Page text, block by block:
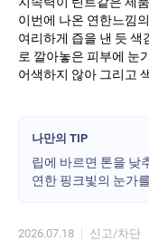
이번에 나온 연한느낌
여리하게 즙을 낸 듯 색
로 깔아놓은 피부에 눈
어색하지 않아 그리고
나만의 TIP
립에 바르면 톤을 낮
연한 핑크빛의 눈가
2026.07.18 신고/차단